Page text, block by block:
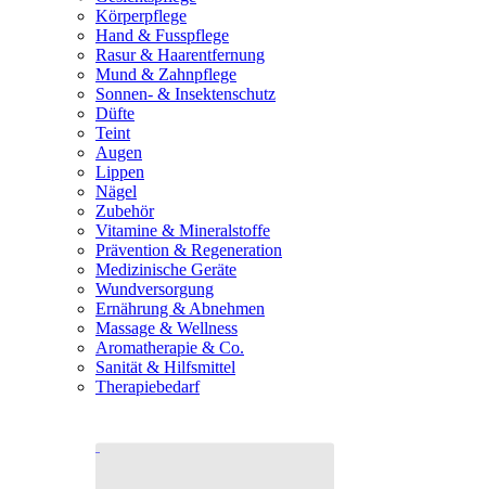
Körperpflege
Hand & Fusspflege
Rasur & Haarentfernung
Mund & Zahnpflege
Sonnen- & Insektenschutz
Düfte
Teint
Augen
Lippen
Nägel
Zubehör
Vitamine & Mineralstoffe
Prävention & Regeneration
Medizinische Geräte
Wundversorgung
Ernährung & Abnehmen
Massage & Wellness
Aromatherapie & Co.
Sanität & Hilfsmittel
Therapiebedarf